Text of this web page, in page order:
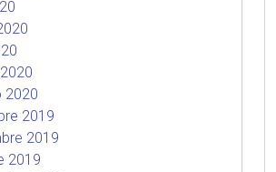
2020
2019
2019
2019